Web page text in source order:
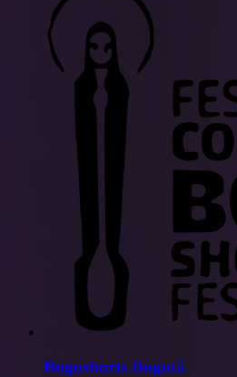
Bogoshorts Bogotá